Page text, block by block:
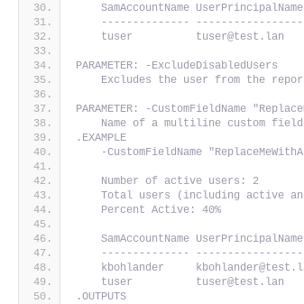
SamAccountName
--------------
tuser          tuser@test.lan
PARAMETER: -ExcludeDisabledUsers
Excludes the user from the
PARAMETER: -CustomFieldName
Name of a multiline custom
.EXAMPLE
-CustomFieldName
    Number of active users: 2
Total users (including active
    Percent Active: 40%
SamAccountName
--------------
kbohlander
tuser          tuser@test.lan
.OUTPUTS